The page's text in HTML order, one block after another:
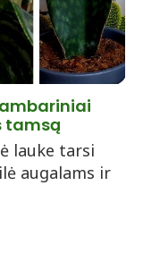
tamsą
lauke tarsi
augalams ir